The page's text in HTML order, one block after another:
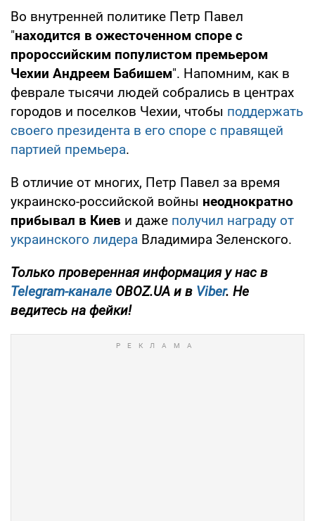
Во внутренней политике Петр Павел
"находится в ожесточенном споре с
пророссийским популистом премьером
Чехии Андреем Бабишем". Напомним, как в
феврале тысячи людей собрались в центрах
городов и поселков Чехии, чтобы поддержать
своего президента в его споре с правящей
партией премьера.
В отличие от многих, Петр Павел за время
украинско-российской войны неоднократно
прибывал в Киев и даже получил награду от
украинского лидера Владимира Зеленского.
Только проверенная информация у нас в
Telegram-канале OBOZ.UA и в Viber. Не
ведитесь на фейки!